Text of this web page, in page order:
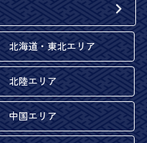
北海道・東北エリア
北陸エリア
中国エリア